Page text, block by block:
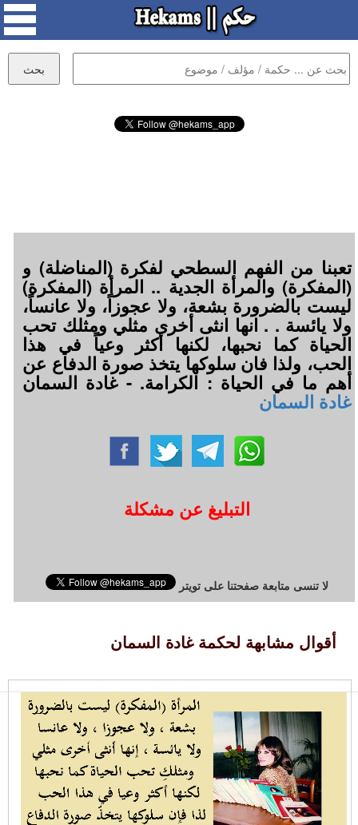
تعبنا من الفهم السطحي لفكرة (المناضلة) و
(المفكرة) والمرأة الجدية .. المرأة (المفكرة)
ليست بالضرورة بشعة، ولا عجوزاً، ولا عانساً،
ولا يائسة . . انها انثى أخرى مثلي ومثلك تحب
الحياة كما نحبها، لكنها أكثر وعياً في هذا
الحب، ولذا فان سلوكها يتخذ صورة الدفاع عن
أهم ما في الحياة : الكرامة. - غادة السمان
غادة السمان
التبليغ عن مشكلة
لا تنسى متابعة صفحتنا على تويتر
أقوال مشابهة لحكمة غادة السمان